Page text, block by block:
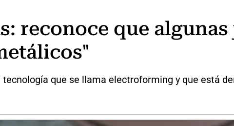
reconoce que
que se llama electroforming y que está